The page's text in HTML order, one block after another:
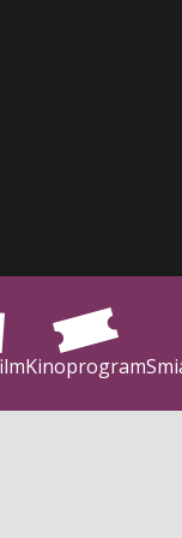
Kinoprogram